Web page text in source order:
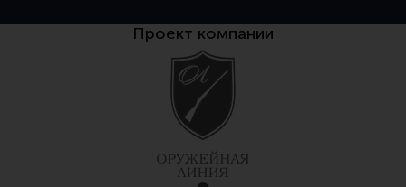
Новости Проект компании